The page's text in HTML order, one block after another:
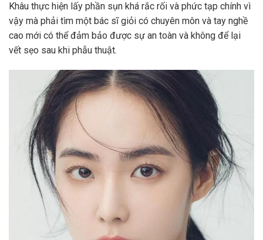
Khâu thực hiện lấy phần sụn khá rắc rối và phức tạp chính vì
vậy mà phải tìm một bác sĩ giỏi có chuyên môn và tay nghề
cao mới có thể đảm bảo được sự an toàn và không để lại
vết sẹo sau khi phẫu thuật.